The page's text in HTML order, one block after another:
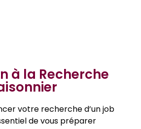
à la Recherche
votre recherche d’un job
de vous préparer